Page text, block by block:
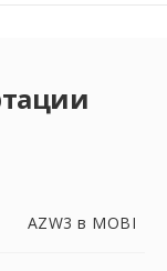
AZW3 в MOBI